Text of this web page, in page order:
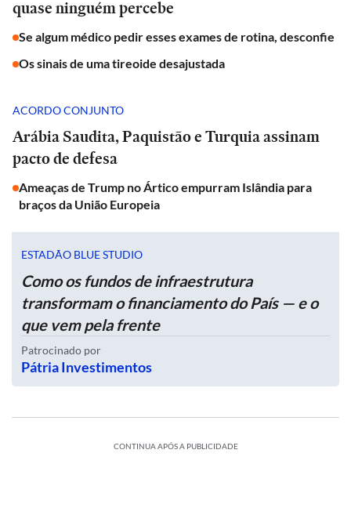
quase ninguém percebe
Se algum médico pedir esses exames de rotina, desconfie
Os sinais de uma tireoide desajustada
ACORDO CONJUNTO
Arábia Saudita, Paquistão e Turquia assinam
pacto de defesa
Ameaças de Trump no Ártico empurram Islândia para
braços da União Europeia
ESTADÃO BLUE STUDIO
Como os fundos de infraestrutura
transformam o financiamento do País — e o
que vem pela frente
Patrocinado por
Pátria Investimentos
CONTINUA APÓS A PUBLICIDADE